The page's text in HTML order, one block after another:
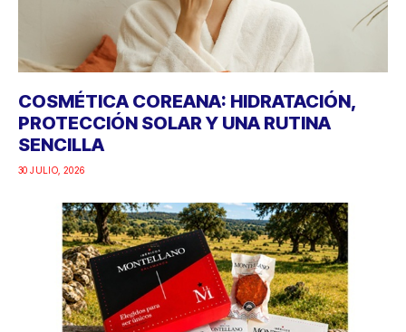
COSMÉTICA COREANA: HIDRATACIÓN,
PROTECCIÓN SOLAR Y UNA RUTINA
SENCILLA
30 JULIO, 2026